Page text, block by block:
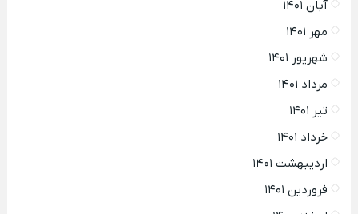
آبان ۱۴۰۱
مهر ۱۴۰۱
شهریور ۱۴۰۱
مرداد ۱۴۰۱
تیر ۱۴۰۱
خرداد ۱۴۰۱
اردیبهشت ۱۴۰۱
فروردین ۱۴۰۱